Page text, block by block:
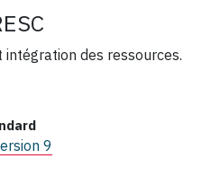
des ressources.
9